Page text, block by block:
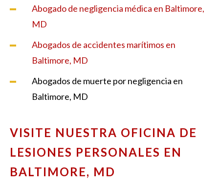
Abogado de negligencia médica en Baltimore,
MD
Abogados de accidentes marítimos en
Baltimore, MD
Abogados de muerte por negligencia en
Baltimore, MD
VISITE NUESTRA OFICINA DE
LESIONES PERSONALES EN
BALTIMORE, MD